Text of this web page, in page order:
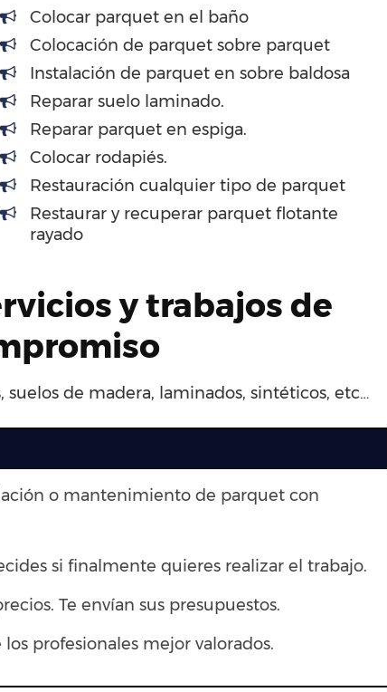
Colocar parquet en el baño
Colocación de parquet sobre parquet
Instalación de parquet en sobre baldosa
Reparar suelo laminado.
Reparar parquet en espiga.
Colocar rodapiés.
Restauración cualquier tipo de parquet
Restaurar y recuperar parquet flotante
rayado
y trabajos de
de madera, laminados, sintéticos, etc…
o mantenimiento de parquet con
si finalmente quieres realizar el trabajo.
Te envían sus presupuestos.
profesionales mejor valorados.